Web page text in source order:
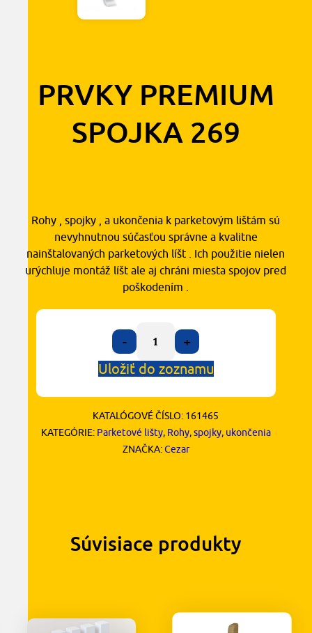
PRVKY PREMIUM
SPOJKA 269
Rohy , spojky , a ukončenia k parketovým lištám sú
nevyhnutnou súčasťou správne a kvalitne
nainštalovaných parketových líšt . Ich použitie nielen
urýchluje montáž líšt ale aj chráni miesta spojov pred
poškodením .
-
+
Uložiť do zoznamu
KATALÓGOVÉ ČÍSLO: 161465
KATEGÓRIE: Parketové lišty, Rohy, spojky, ukončenia
ZNAČKA:Cezar
Súvisiace produkty